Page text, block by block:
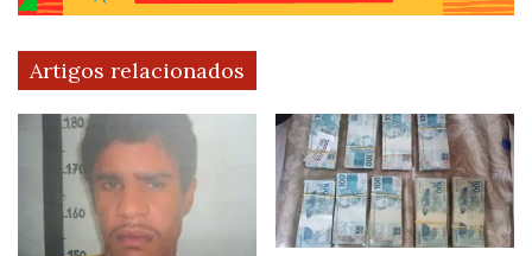
Artigos relacionados